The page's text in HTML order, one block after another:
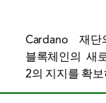
Cardano 재
블록체인의 새
2의 지지를 확